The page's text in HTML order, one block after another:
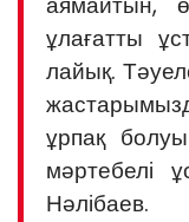
ұлағатты
лайық.
ұрпақ
мәртебелі
Нәлібаев.